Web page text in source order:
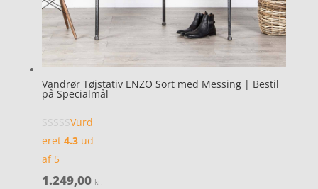
Vandrør Tøjstativ ENZO Sort med Messing | Bestil
på Specialmål
Vurd
eret 4.3ud
af 5
1.249,00 kr.